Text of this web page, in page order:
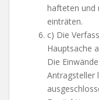
hafteten und
einträten.
c) Die
Hauptsache
Die
Antragsteller